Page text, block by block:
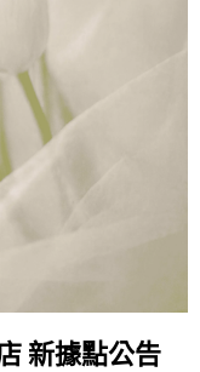
新據點公告